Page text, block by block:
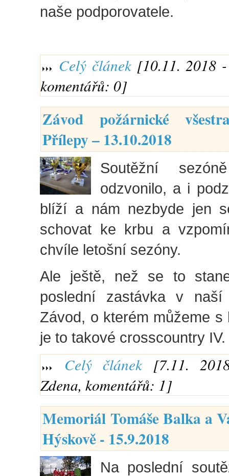
naše podporovatele.
Celý článek[10.11. 2018 -
komentářů: 0]
Závod požárnické
Přílepy – 13.10.2018
Soutěžní
odzvonilo, a i
blíží a nám nezbyde jen
schovat ke krbu a
chvíle letošní sezóny.
Ale ještě, než se to
poslední zastávka v
Závod, o kterém můžeme s
je to takové crosscountry
Celý článek[7.11.
Zdena, komentářů: 1]
Memoriál Tomáše Balka a
Hýskově - 15.9.2018
Na poslední